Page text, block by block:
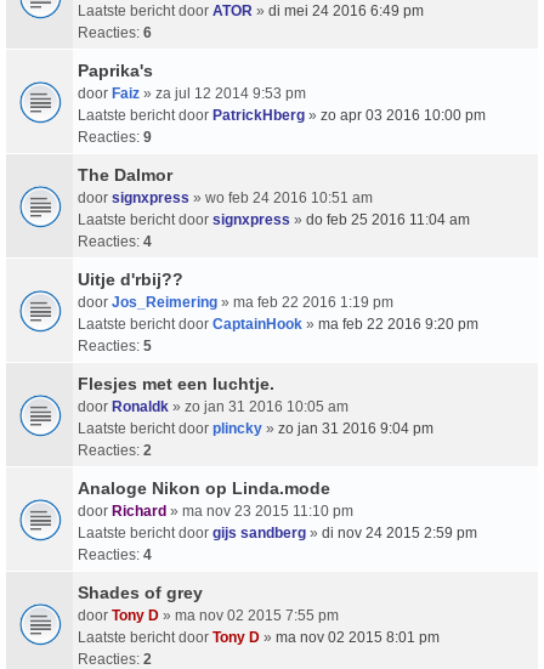
Laatste bericht door ATOR » di mei 24 2016 6:49 pm
Reacties: 6
Paprika's
door Faiz » za jul 12 2014 9:53 pm
Laatste bericht door PatrickHberg » zo apr 03 2016 10:00 pm
Reacties: 9
The Dalmor
door signxpress » wo feb 24 2016 10:51 am
Laatste bericht door signxpress » do feb 25 2016 11:04 am
Reacties: 4
Uitje d'rbij??
door Jos_Reimering » ma feb 22 2016 1:19 pm
Laatste bericht door CaptainHook » ma feb 22 2016 9:20 pm
Reacties: 5
Flesjes met een luchtje.
door Ronaldk » zo jan 31 2016 10:05 am
Laatste bericht door plincky » zo jan 31 2016 9:04 pm
Reacties: 2
Analoge Nikon op Linda.mode
door Richard » ma nov 23 2015 11:10 pm
Laatste bericht door gijs sandberg » di nov 24 2015 2:59 pm
Reacties: 4
Shades of grey
door Tony D » ma nov 02 2015 7:55 pm
Laatste bericht door Tony D » ma nov 02 2015 8:01 pm
Reacties: 2